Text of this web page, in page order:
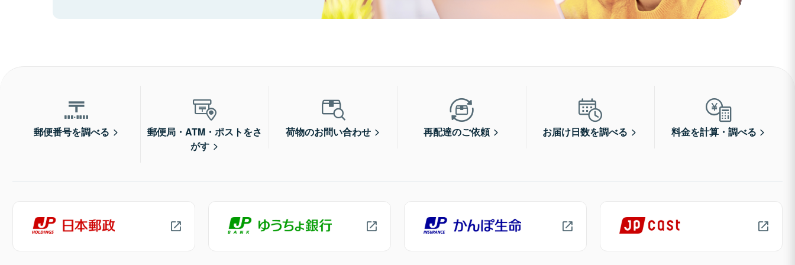
郵便番号を調べる
郵便局・ATM・ポストをさ
がす
荷物のお問い合わせ 再配達のご依頼 お届け日数を調べる 料金を計算・調べる